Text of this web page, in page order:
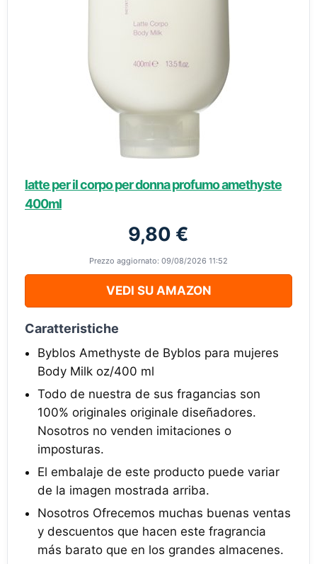
latte per il corpo per donna profumo amethyste
400ml
9,80 €
Prezzo aggiornato: 09/08/2026 11:52
VEDI SU AMAZON
Caratteristiche
Byblos Amethyste de Byblos para mujeres
Body Milk oz/400 ml
Todo de nuestra de sus fragancias son
100% originales originale diseñadores.
Nosotros no venden imitaciones o
imposturas.
El embalaje de este producto puede variar
de la imagen mostrada arriba.
Nosotros Ofrecemos muchas buenas ventas
y descuentos que hacen este fragrancia
más barato que en los grandes almacenes.